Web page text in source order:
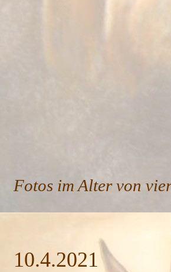
Fotos im Alter von
10.4.2021